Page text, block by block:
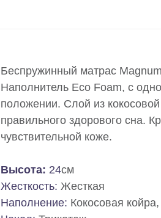
Беспружинный матрас
Наполнитель Eco Foam, с
положении. Слой из
правильного здорового сна.
чувствительной коже.
Высота: 24см
Жесткость: Жесткая
Наполнение: Кокосовая